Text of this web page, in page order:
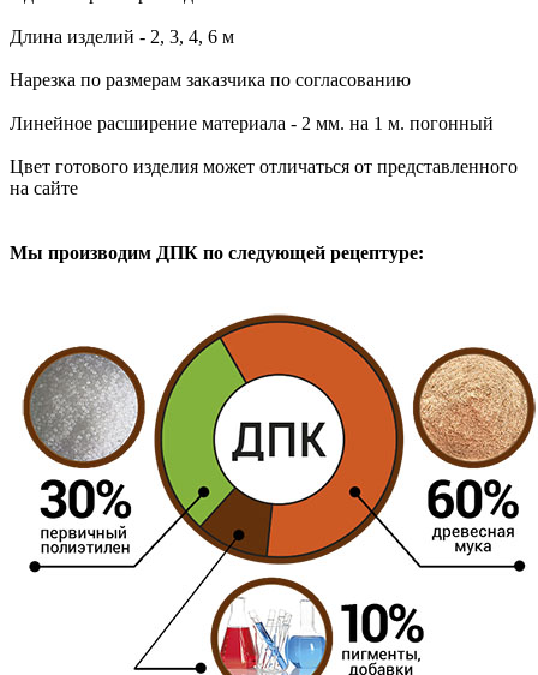
Длина изделий - 2, 3, 4, 6 м
Нарезка по размерам заказчика по согласованию
Линейное расширение материала - 2 мм. на 1 м. погонный
Цвет готового изделия может отличаться от представленного
на сайте
Мы производим ДПК по следующей рецептуре: